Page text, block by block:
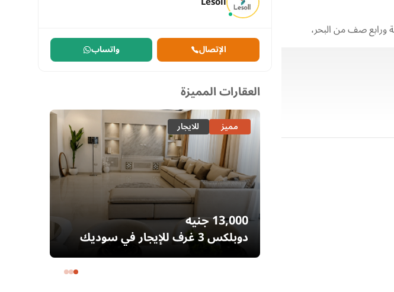
بمساحة 140 م²، يقع في أول بلكونة ورابع صف من البحر،
الإتصال واتساب
العقارات المميزة
مميز للايجار
13,000جنيه
دوبلكس 3 غرف للإيجار في سوديك
إيستاون – التجمع الخامس | غرفة ناني